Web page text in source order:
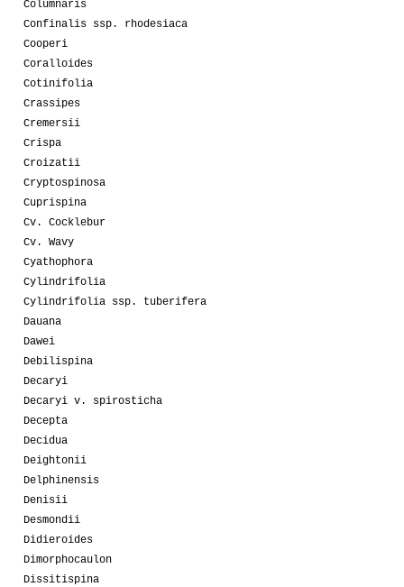
Columnaris
Confinalis ssp. rhodesiaca
Cooperi
Coralloides
Cotinifolia
Crassipes
Cremersii
Crispa
Croizatii
Cryptospinosa
Cuprispina
Cv. Cocklebur
Cv. Wavy
Cyathophora
Cylindrifolia
Cylindrifolia ssp. tuberifera
Dauana
Dawei
Debilispina
Decaryi
Decaryi v. spirosticha
Decepta
Decidua
Deightonii
Delphinensis
Denisii
Desmondii
Didieroides
Dimorphocaulon
Dissitispina